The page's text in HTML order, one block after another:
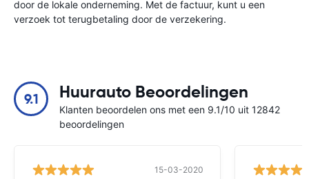
door de lokale onderneming. Met de factuur, kunt u een
verzoek tot terugbetaling door de verzekering.
9.1 Huurauto Beoordelingen
Klanten beoordelen ons met een 9.1/10 uit 12842
beoordelingen
15-03-2020